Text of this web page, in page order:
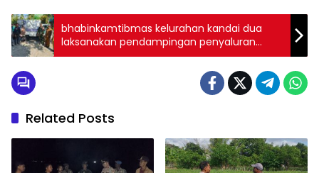
bhabinkamtibmas kelurahan kandai dua
laksanakan pendampingan penyaluran
makanan bergizi gratis di kecamatan woja
Related Posts